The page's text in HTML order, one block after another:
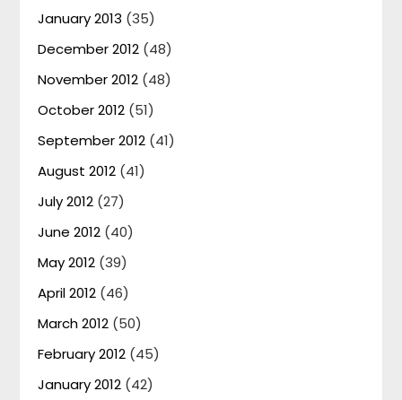
January 2013 (35)
December 2012 (48)
November 2012 (48)
October 2012 (51)
September 2012 (41)
August 2012 (41)
July 2012 (27)
June 2012 (40)
May 2012 (39)
April 2012 (46)
March 2012 (50)
February 2012 (45)
January 2012 (42)